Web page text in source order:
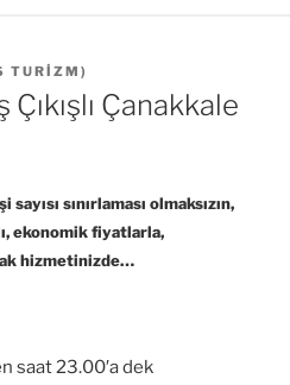
TURIZM )
Çanakkale
sınırlaması olmaksızın,
ekonomik fiyatlarla,
hizmetinizde…
saat 23.00′a dek